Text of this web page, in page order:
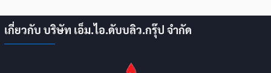
เกี่ยวกับ บริษัท เอ็ม.ไอ.ดับบลิว.กรุ๊ป จำกัด